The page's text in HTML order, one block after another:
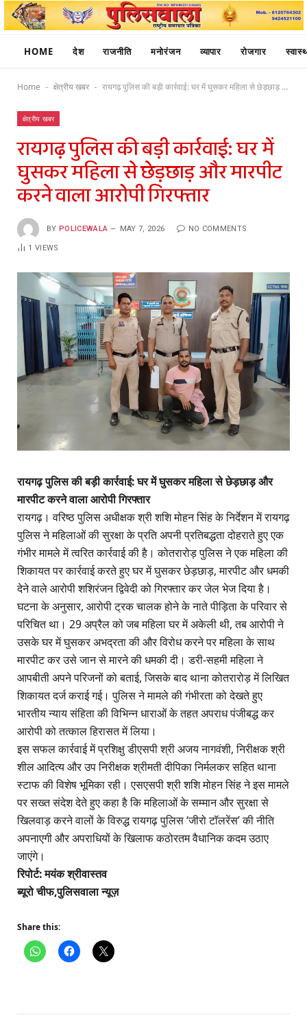
HOME देश राजनीति मनोरंजन व्यापार रोजगार
Home - क्षेत्रीय खबर - रायगढ़ पुलिस की बड़ी कार्रवाई: घर में घुसकर महिला से छेड़छाड़ और मारपीट करने वाला आरोपी गिरफ्तार
क्षेत्रीय खबर
रायगढ़ पुलिस की बड़ी कार्रवाई: घर में
घुसकर महिला से छेड़छाड़ और मारपीट
करने वाला आरोपी गिरफ्तार
BY POLICEWALA MAY 7, 2026 NO COMMENTS
1VIEWS
रायगढ़ पुलिस की बड़ी कार्रवाई: घर में घुसकर महिला से छेड़छाड़ और
मारपीट करने वाला आरोपी गिरफ्तार
रायगढ़। वरिष्ठ पुलिस अधीक्षक श्री शशि मोहन सिंह के निर्देशन में रायगढ़
पुलिस ने महिलाओं की सुरक्षा के प्रति अपनी प्रतिबद्धता दोहराते हुए एक
गंभीर मामले में त्वरित कार्रवाई की है। कोतरारोड़ पुलिस ने एक महिला की
शिकायत पर कार्रवाई करते हुए घर में घुसकर छेड़छाड़, मारपीट और धमकी
देने वाले आरोपी शशिरंजन द्विवेदी को गिरफ्तार कर जेल भेज दिया है।
घटना के अनुसार, आरोपी ट्रक चालक होने के नाते पीड़िता के परिवार से
परिचित था। 29 अप्रैल को जब महिला घर में अकेली थी, तब आरोपी ने
उसके घर में घुसकर अभद्रता की और विरोध करने पर महिला के साथ
मारपीट कर उसे जान से मारने की धमकी दी। डरी-सहमी महिला ने
आपबीती अपने परिजनों को बताई, जिसके बाद थाना कोतरारोड़ में लिखित
शिकायत दर्ज कराई गई। पुलिस ने मामले की गंभीरता को देखते हुए
भारतीय न्याय संहिता की विभिन्न धाराओं के तहत अपराध पंजीबद्ध कर
आरोपी को तत्काल हिरासत में लिया।
इस सफल कार्रवाई में प्रशिक्षु डीएसपी श्री अजय नागवंशी, निरीक्षक श्री
शील आदित्य और उप निरीक्षक श्रीमती दीपिका निर्मलकर सहित थाना
स्टाफ की विशेष भूमिका रही। एसएसपी श्री शशि मोहन सिंह ने इस मामले
पर सख्त संदेश देते हुए कहा है कि महिलाओं के सम्मान और सुरक्षा से
खिलवाड़ करने वालों के विरुद्ध रायगढ़ पुलिस ‘जीरो टॉलरेंस’ की नीति
अपनाएगी और अपराधियों के खिलाफ कठोरतम वैधानिक कदम उठाए
जाएंगे।
रिपोर्ट: मयंक श्रीवास्तव
ब्यूरो चीफ,पुलिसवाला न्यूज़
Share this: